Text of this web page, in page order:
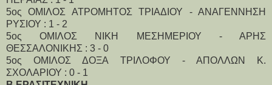
5ος ΟΜΙΛΟΣ ΑΤΡΟΜΗΤΟΣ ΤΡΙΑΔΙΟΥ - ΑΝΑΓΕΝΝΗΣΗ
ΡΥΣΙΟΥ : 1 - 2
5ος ΟΜΙΛΟΣ ΝΙΚΗ ΜΕΣΗΜΕΡΙΟΥ - ΑΡΗΣ
ΘΕΣΣΑΛΟΝΙΚΗΣ : 3 - 0
5ος ΟΜΙΛΟΣ ΔΟΞΑ ΤΡΙΛΟΦΟΥ - ΑΠΟΛΛΩΝ Κ.
ΣΧΟΛΑΡΙΟΥ : 0 - 1